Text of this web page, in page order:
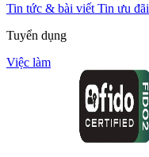
Tin tức & bài viết Tin ưu đãi
Tuyển dụng
Việc làm